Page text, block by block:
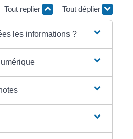
Tout replier Tout déplier
les informations ?